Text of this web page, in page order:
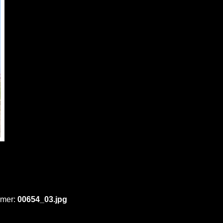
00654_03.jpg